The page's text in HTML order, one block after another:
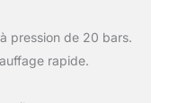
pression de 20 bars.
rapide.